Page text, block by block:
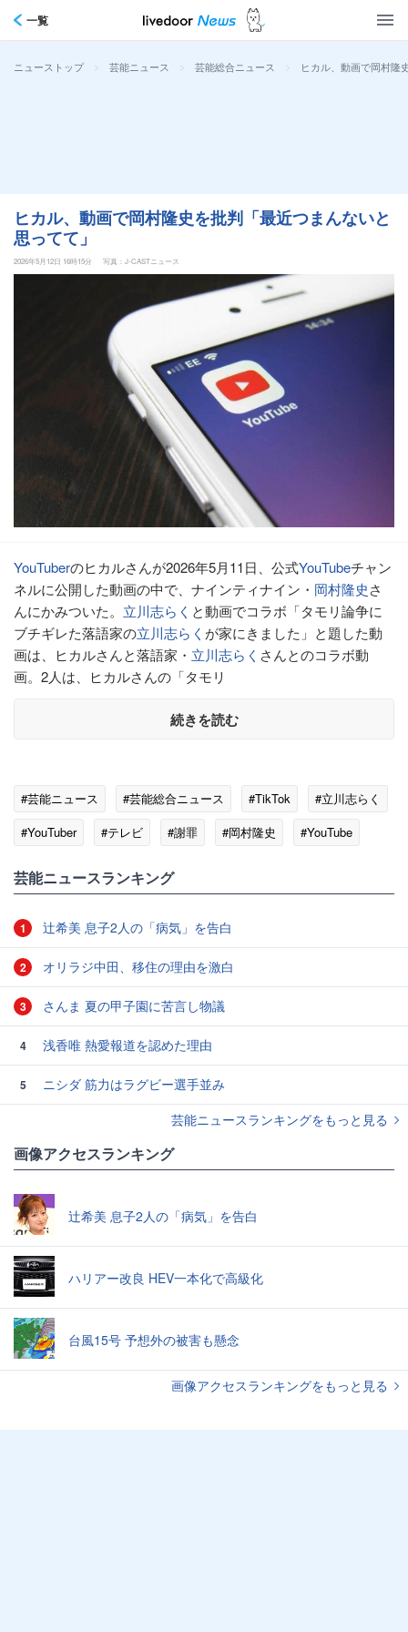
一覧
ニューストップ > 芸能ニュース > 芸能総合ニュース > ヒカル、動画で岡村隆
ヒカル、動画で岡村隆史を批判「最近つまんないと
思ってて」
2026年5月12日 16時15分 写真：J-CASTニュース
YouTuberのヒカルさんが2026年5月11日、公式YouTubeチャン
ネルに公開した動画の中で、ナインティナイン・ 岡村隆史さ
んにかみついた。 立川志らく と動画でコラボ「タモリ論争に
ブチギレた落語家の立川志らく が家にきました」と題した動
画は、ヒカルさんと落語家・ 立川志らく さんとのコラボ動
画。2人は、ヒカルさんの「タモリ
続きを読む
#芸能ニュース #芸能総合ニュース #TikTok
#立川志らく
#YouTuber
#テレビ #謝罪 #岡村隆史 #YouTube
芸能ニュースランキング
1 辻希美 息子2人の「病気」を告白
2 オリラジ中田、移住の理由を激白
3 さんま 夏の甲子園に苦言し物議
4 浅香唯 熱愛報道を認めた理由
5
ニシダ 筋力はラグビー選手並み
芸能ニュースランキングをもっと見る
画像アクセスランキング
辻希美 息子2人の「病気」を告白
ハリアー改良 HEV一本化で高級化
台風15号 予想外の被害も懸念
画像アクセスランキングをもっと見る